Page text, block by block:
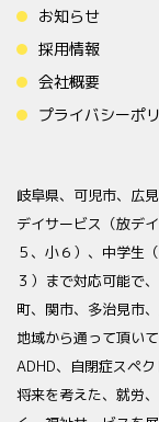
お知らせ
採用情報
会社概要
プライバシーポ
岐阜県、可児市、広
デイサービス（放デ
５、小６）、中学生
３）まで対応可能で
町、関市、多治見市
地域から通って頂い
ADHD、自閉症スペ
将来を考えた、就労